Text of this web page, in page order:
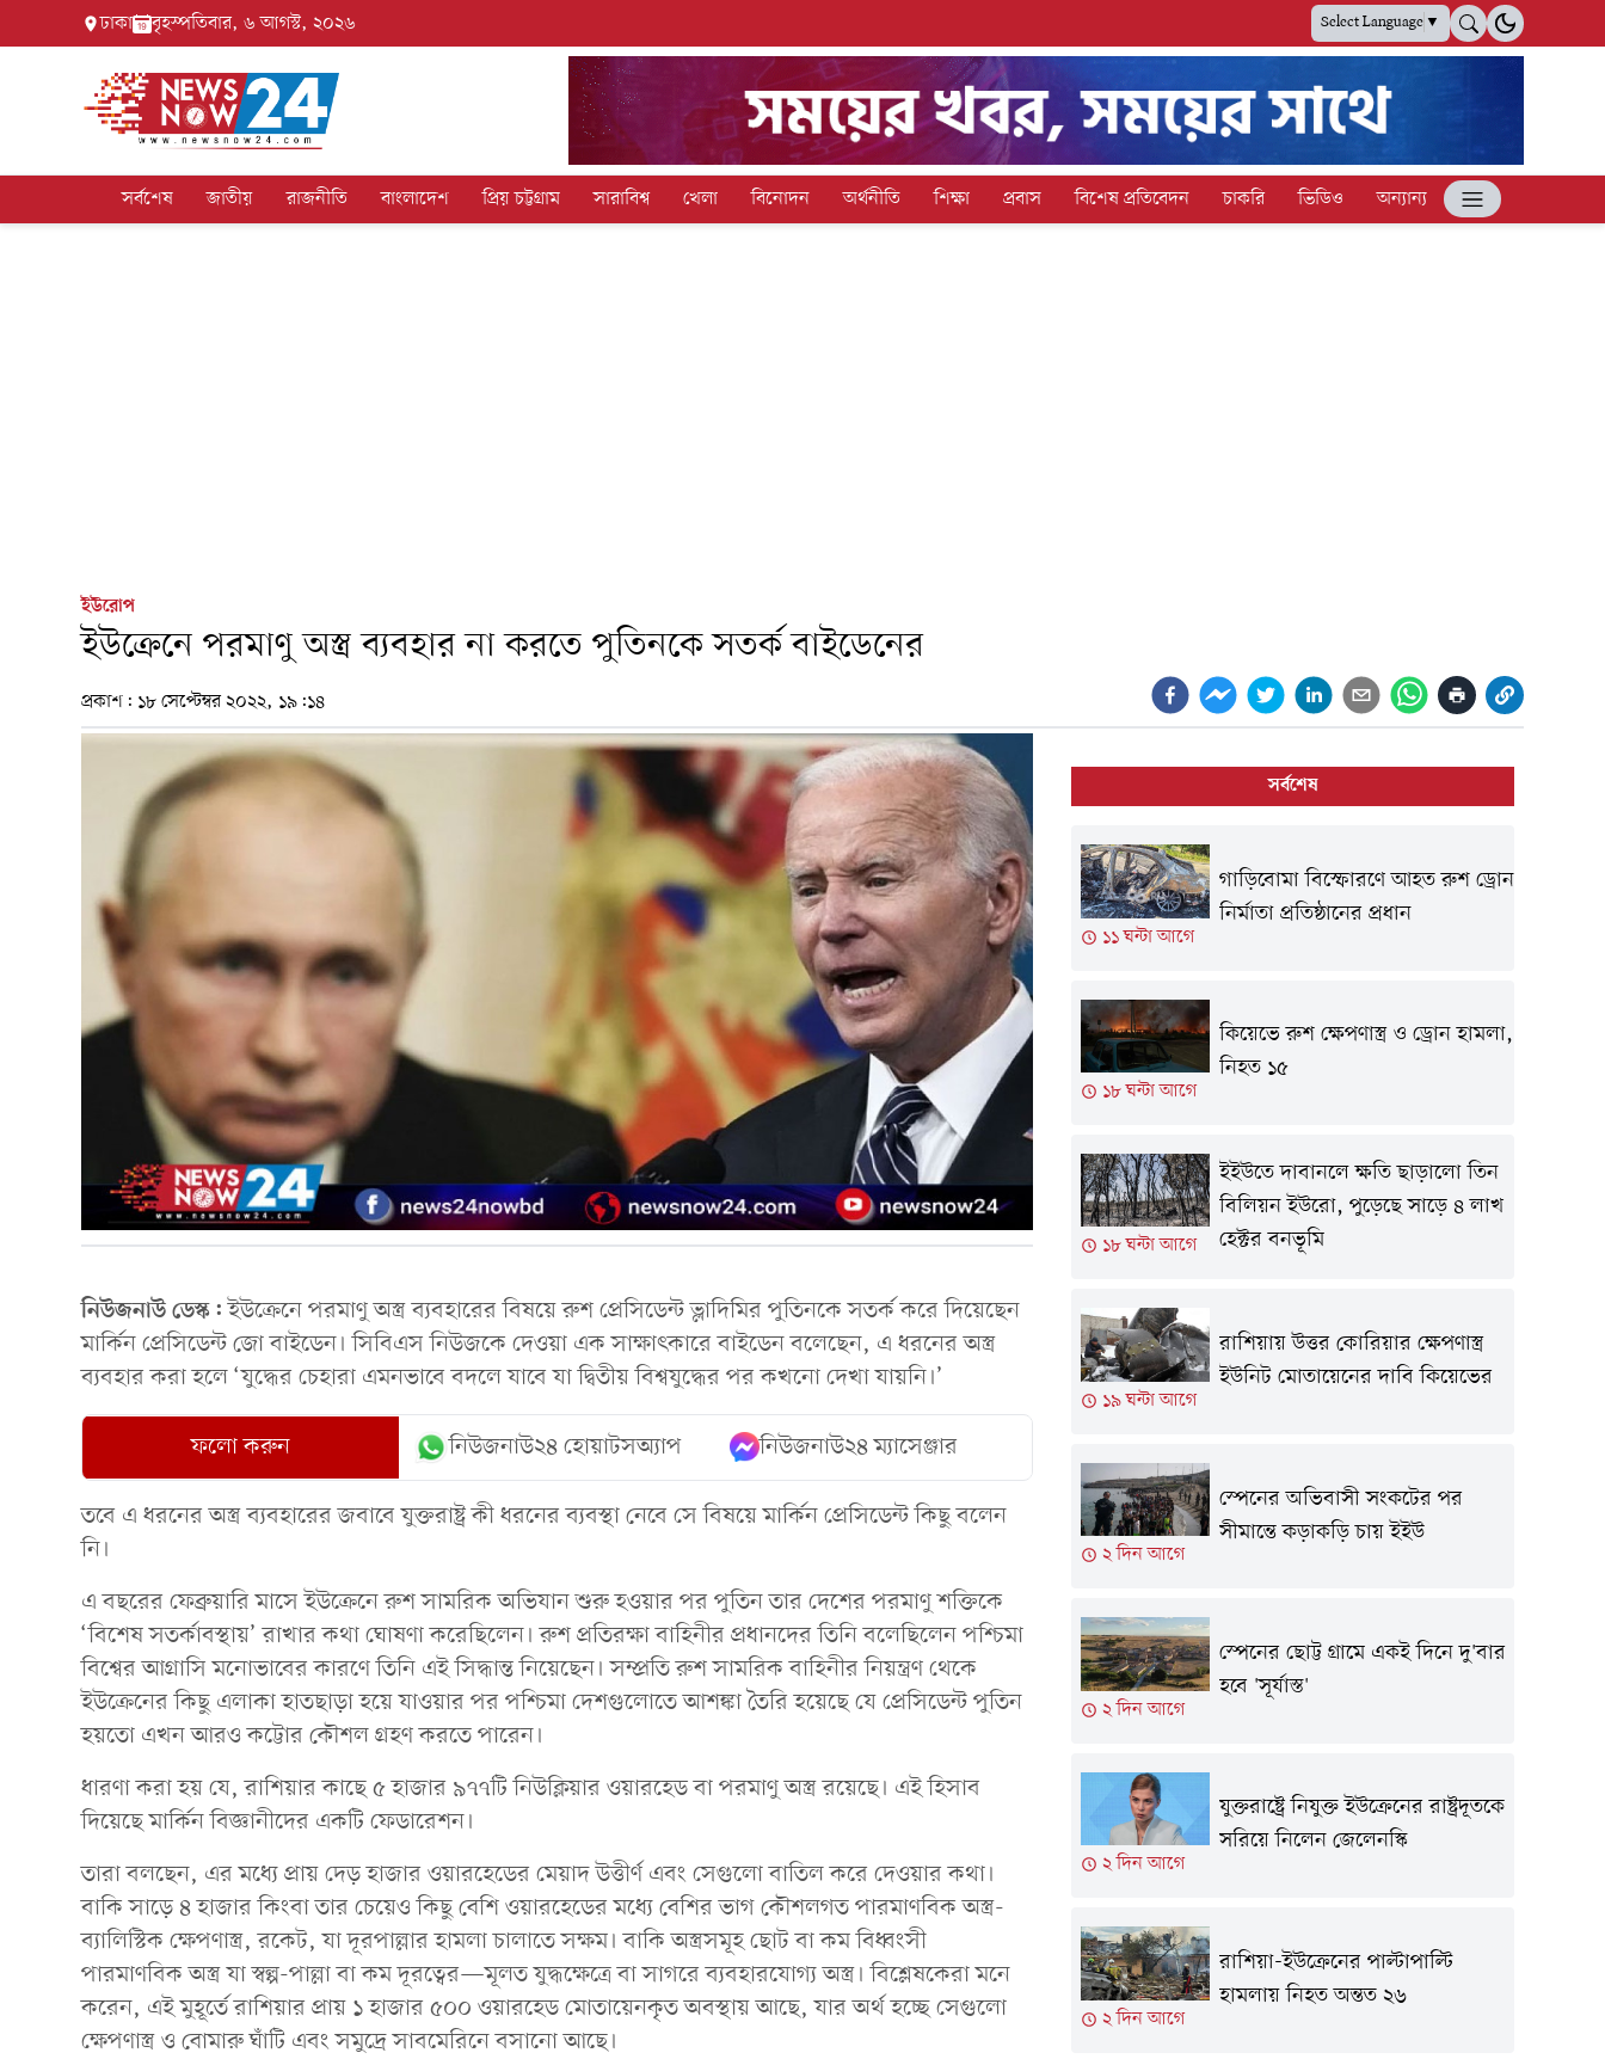
ঢাকা বৃহস্পতিবার, ৬ আগস্ট, ২০২৬ Select Language▼
সর্বশেষ জাতীয় রাজনীতি বাংলাদেশ প্রিয় চট্টগ্রাম সারাবিশ্ব খেলা বিনোদন অর্থনীতি শিক্ষা প্রবাস বিশেষ প্রতিবেদন চাকরি ভিডিও অন্যান্য
ইউরোপ
ইউক্রেনে পরমাণু অস্ত্র ব্যবহার না করতে পুতিনকে সতর্ক বাইডেনের
প্রকাশ: ১৮ সেপ্টেম্বর ২০২২, ১৯:১৪
নিউজনাউ ডেস্ক:ইউক্রেনে পরমাণু অস্ত্র ব্যবহারের বিষয়ে রুশ প্রেসিডেন্ট ভ্লাদিমির পুতিনকে সতর্ক করে দিয়েছেন
মার্কিন প্রেসিডেন্ট জো বাইডেন। সিবিএস নিউজকে দেওয়া এক সাক্ষাৎকারে বাইডেন বলেছেন, এ ধরনের অস্ত্র
ব্যবহার করা হলে ‘যুদ্ধের চেহারা এমনভাবে বদলে যাবে যা দ্বিতীয় বিশ্বযুদ্ধের পর কখনো দেখা যায়নি।’
ফলো করুন নিউজনাউ২৪ হোয়াটসঅ্যাপ নিউজনাউ২৪ ম্যাসেঞ্জার
তবে এ ধরনের অস্ত্র ব্যবহারের জবাবে যুক্তরাষ্ট্র কী ধরনের ব্যবস্থা নেবে সে বিষয়ে মার্কিন প্রেসিডেন্ট কিছু বলেন
নি।
এ বছরের ফেব্রুয়ারি মাসে ইউক্রেনে রুশ সামরিক অভিযান শুরু হওয়ার পর পুতিন তার দেশের পরমাণু শক্তিকে
‘বিশেষ সতর্কাবস্থায়’ রাখার কথা ঘোষণা করেছিলেন। রুশ প্রতিরক্ষা বাহিনীর প্রধানদের তিনি বলেছিলেন পশ্চিমা
বিশ্বের আগ্রাসি মনোভাবের কারণে তিনি এই সিদ্ধান্ত নিয়েছেন। সম্প্রতি রুশ সামরিক বাহিনীর নিয়ন্ত্রণ থেকে
ইউক্রেনের কিছু এলাকা হাতছাড়া হয়ে যাওয়ার পর পশ্চিমা দেশগুলোতে আশঙ্কা তৈরি হয়েছে যে প্রেসিডেন্ট পুতিন
হয়তো এখন আরও কট্টোর কৌশল গ্রহণ করতে পারেন।
ধারণা করা হয় যে, রাশিয়ার কাছে ৫ হাজার ৯৭৭টি নিউক্লিয়ার ওয়ারহেড বা পরমাণু অস্ত্র রয়েছে। এই হিসাব
দিয়েছে মার্কিন বিজ্ঞানীদের একটি ফেডারেশন।
তারা বলছেন, এর মধ্যে প্রায় দেড় হাজার ওয়ারহেডের মেয়াদ উত্তীর্ণ এবং সেগুলো বাতিল করে দেওয়ার কথা।
বাকি সাড়ে ৪ হাজার কিংবা তার চেয়েও কিছু বেশি ওয়ারহেডের মধ্যে বেশির ভাগ কৌশলগত পারমাণবিক অস্ত্র-
ব্যালিস্টিক ক্ষেপণাস্ত্র, রকেট, যা দূরপাল্লার হামলা চালাতে সক্ষম। বাকি অস্ত্রসমূহ ছোট বা কম বিধ্বংসী
পারমাণবিক অস্ত্র যা স্বল্প-পাল্লা বা কম দূরত্বের—মূলত যুদ্ধক্ষেত্রে বা সাগরে ব্যবহারযোগ্য অস্ত্র। বিশ্লেষকেরা মনে
করেন, এই মুহূর্তে রাশিয়ার প্রায় ১ হাজার ৫০০ ওয়ারহেড মোতায়েনকৃত অবস্থায় আছে, যার অর্থ হচ্ছে সেগুলো
ক্ষেপণাস্ত্র ও বোমারু ঘাঁটি এবং সমুদ্রে সাবমেরিনে বসানো আছে।
সর্বশেষ
১১ ঘন্টা আগে
গাড়িবোমা বিস্ফোরণে আহত রুশ ড্রোন
নির্মাতা প্রতিষ্ঠানের প্রধান
১৮ ঘন্টা আগে
কিয়েভে রুশ ক্ষেপণাস্ত্র ও ড্রোন হামলা,
নিহত ১৫
১৮ ঘন্টা আগে
ইইউতে দাবানলে ক্ষতি ছাড়ালো তিন
বিলিয়ন ইউরো, পুড়েছে সাড়ে ৪ লাখ
হেক্টর বনভূমি
১৯ ঘন্টা আগে
রাশিয়ায় উত্তর কোরিয়ার ক্ষেপণাস্ত্র
ইউনিট মোতায়েনের দাবি কিয়েভের
২ দিন আগে
স্পেনের অভিবাসী সংকটের পর
সীমান্তে কড়াকড়ি চায় ইইউ
২ দিন আগে
স্পেনের ছোট্ট গ্রামে একই দিনে দু'বার
হবে 'সূর্যাস্ত'
২ দিন আগে
যুক্তরাষ্ট্রে নিযুক্ত ইউক্রেনের রাষ্ট্রদূতকে
সরিয়ে নিলেন জেলেনস্কি
২ দিন আগে
রাশিয়া-ইউক্রেনের পাল্টাপাল্টি
হামলায় নিহত অন্তত ২৬